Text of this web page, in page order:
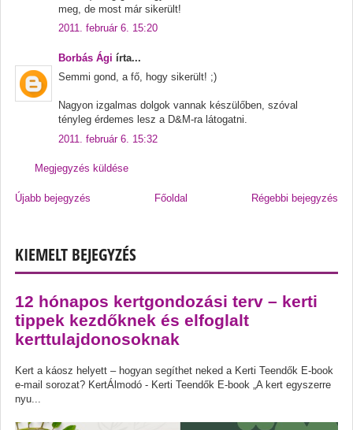
meg, de most már sikerült!
2011. február 6. 15:20
Borbás Ági írta...
Semmi gond, a fő, hogy sikerült! ;)
Nagyon izgalmas dolgok vannak készülőben, szóval
tényleg érdemes lesz a D&M-ra látogatni.
2011. február 6. 15:32
Megjegyzés küldése
Újabb bejegyzés Régebbi bejegyzés
Főoldal
KIEMELT BEJEGYZÉS
12 hónapos kertgondozási terv – kerti
tippek kezdőknek és elfoglalt
kerttulajdonosoknak
Kert a káosz helyett – hogyan segíthet neked a Kerti Teendők E-book
e-mail sorozat? KertÁlmodó - Kerti Teendők E-book „A kert egyszerre
nyu...